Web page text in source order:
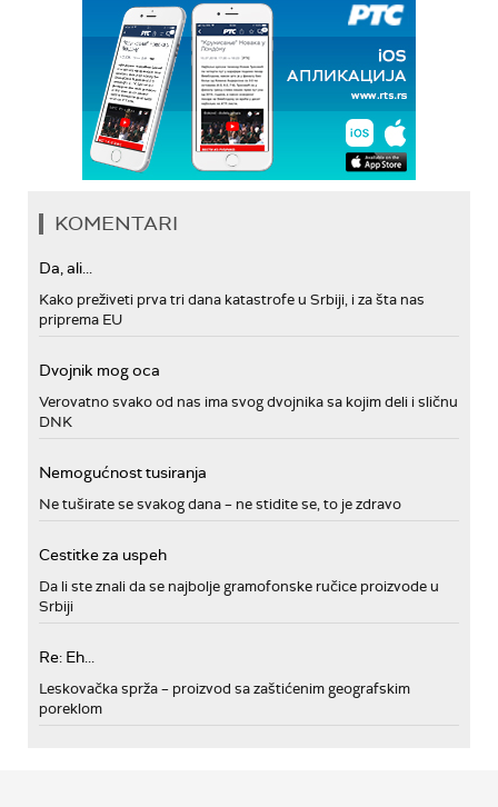
KOMENTARI
Da, ali...
Kako preživeti prva tri dana katastrofe u Srbiji, i za šta nas
priprema EU
Dvojnik mog oca
Verovatno svako od nas ima svog dvojnika sa kojim deli i sličnu
DNK
Nemogućnost tusiranja
Ne tuširate se svakog dana – ne stidite se, to je zdravo
Cestitke za uspeh
Da li ste znali da se najbolje gramofonske ručice proizvode u
Srbiji
Re: Eh...
Leskovačka sprža – proizvod sa zaštićenim geografskim
poreklom